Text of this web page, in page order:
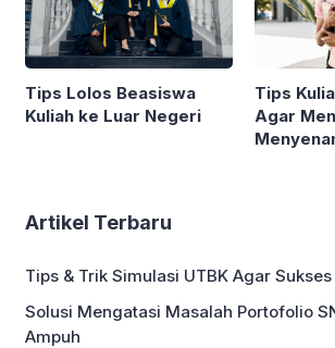
Tips Lolos Beasiswa
Kuliah ke Luar Negeri
Tips
Agar
Artikel Terbaru
Tips & Trik Simulasi UTBK Agar
Solusi Mengatasi Masalah Portofolio
Ampuh